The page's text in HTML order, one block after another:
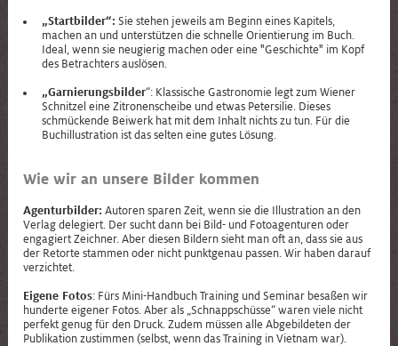
„Startbilder“: Sie stehen jeweils am Beginn eines Kapitels,
machen an und unterstützen die schnelle Orientierung im Buch.
Ideal, wenn sie neugierig machen oder eine "Geschichte" im Kopf
des Betrachters auslösen.
„Garnierungsbilder“: Klassische Gastronomie legt zum Wiener
Schnitzel eine Zitronenscheibe und etwas Petersilie. Dieses
schmückende Beiwerk hat mit dem Inhalt nichts zu tun. Für die
Buchillustration ist das selten eine gutes Lösung.
Wie wir an unsere Bilder kommen
Agenturbilder: Autoren sparen Zeit, wenn sie die Illustration an den
Verlag delegiert. Der sucht dann bei Bild- und Fotoagenturen oder
engagiert Zeichner. Aber diesen Bildern sieht man oft an, dass sie aus
der Retorte stammen oder nicht punktgenau passen. Wir haben darauf
verzichtet.
Eigene Fotos: Fürs Mini-Handbuch Training und Seminar besaßen wir
hunderte eigener Fotos. Aber als „Schnappschüsse“ waren viele nicht
perfekt genug für den Druck. Zudem müssen alle Abgebildeten der
Publikation zustimmen (selbst, wenn das Training in Vietnam war).